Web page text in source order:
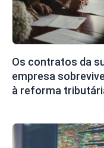
Os contratos da
empresa
à reforma